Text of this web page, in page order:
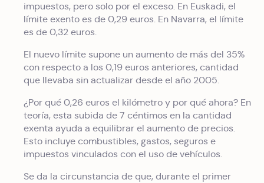
impuestos, pero solo por el exceso. En Euskadi, el
límite exento es de 0,29 euros. En Navarra, el límite
es de 0,32 euros.
El nuevo límite supone un aumento de más del 35%
con respecto a los 0,19 euros anteriores, cantidad
que llevaba sin actualizar desde el año 2005.
¿Por qué 0,26 euros el kilómetro y por qué ahora? En
teoría, esta subida de 7 céntimos en la cantidad
exenta ayuda a equilibrar el aumento de precios.
Esto incluye combustibles, gastos, seguros e
impuestos vinculados con el uso de vehículos.
Se da la circunstancia de que, durante el primer